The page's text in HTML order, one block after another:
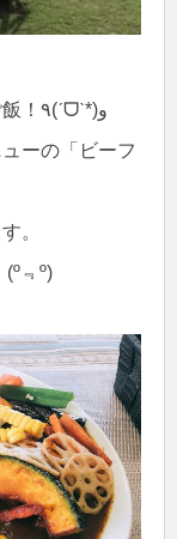
ひとしきり遊んだ後はお待ちかねのご飯！٩(ˊᗜˋ*)و
ーの「ビーフ
。